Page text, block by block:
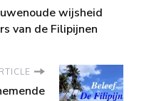
wijsheid
van de Filipijnen